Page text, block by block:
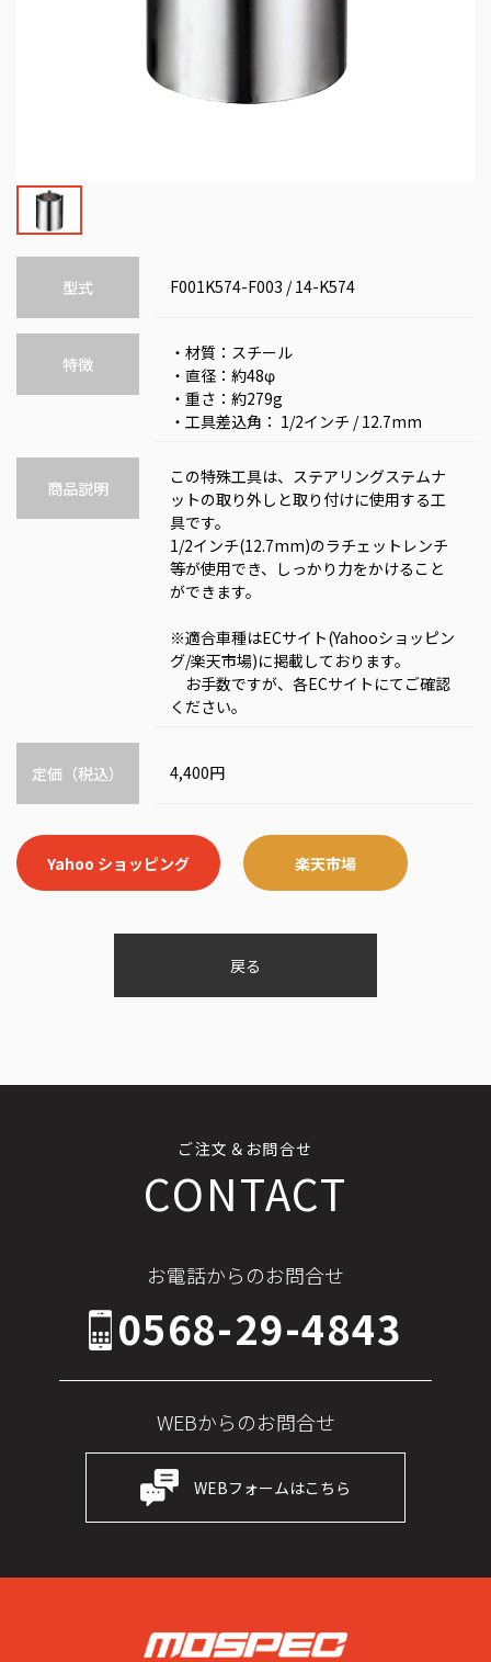
型式 F001K574-F003 / 14-K574
特徴
・材質：スチール
・直径：約48φ
・重さ：約279g
・工具差込角： 1/2インチ / 12.7mm
商品説明
この特殊工具は、ステアリングステムナ
ットの取り外しと取り付けに使用する工
具です。
1/2インチ(12.7mm)のラチェットレンチ
等が使用でき、しっかり力をかけること
ができます。
※適合車種はECサイト(Yahooショッピン
グ/楽天市場)に掲載しております。
お手数ですが、各ECサイトにてご確認
ください。
定価（税込） 4,400円
Yahoo ショッピング 楽天市場
戻る
ご注文＆お問合せ
CONTACT
お電話からのお問合せ
0568-29-4843
WEBからのお問合せ
WEBフォームはこちら